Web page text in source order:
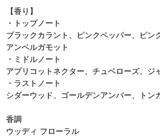
【香り】
・トップノート
ブラックカラント、ピンクペッパー、ピン
アンベルガモット
・ミドルノート
アプリコットネクター、チュベローズ、ジ
・ラストノート
シダーウッド、ゴールデンアンバー、トン
香調
ウッディ フローラル